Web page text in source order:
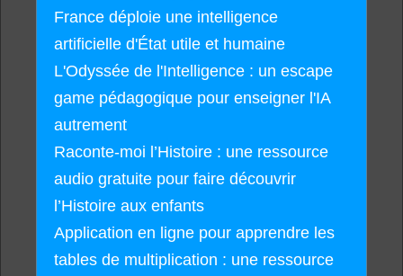
France déploie une intelligence
artificielle d'État utile et humaine
L'Odyssée de l'Intelligence : un escape
game pédagogique pour enseigner l'IA
autrement
Raconte-moi l’Histoire : une ressource
audio gratuite pour faire découvrir
l’Histoire aux enfants
Application en ligne pour apprendre les
tables de multiplication : une ressource